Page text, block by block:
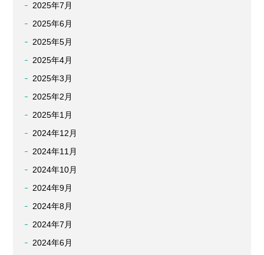
2025年7月
2025年6月
2025年5月
2025年4月
2025年3月
2025年2月
2025年1月
2024年12月
2024年11月
2024年10月
2024年9月
2024年8月
2024年7月
2024年6月